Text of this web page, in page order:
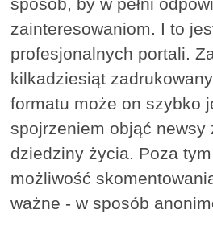
zainteresowaniom. I to
profesjonalnych portali.
kilkadziesiąt
formatu może on szybko
spojrzeniem objąć newsy
dziedziny życia. Poza
możliwość
ważne - w sposób